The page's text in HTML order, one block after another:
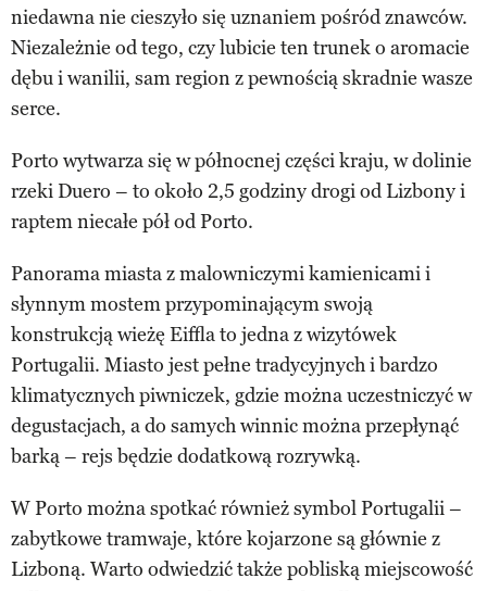
niedawna nie cieszyło się uznaniem pośród znawców.
Niezależnie od tego, czy lubicie ten trunek o aromacie
dębu i wanilii, sam region z pewnością skradnie wasze
serce.
Porto wytwarza się w północnej części kraju, w dolinie
rzeki Duero – to około 2,5 godziny drogi od Lizbony i
raptem niecałe pół od Porto.
Panorama miasta z malowniczymi kamienicami i
słynnym mostem przypominającym swoją
konstrukcją wieżę Eiffla to jedna z wizytówek
Portugalii. Miasto jest pełne tradycyjnych i bardzo
klimatycznych piwniczek, gdzie można uczestniczyć w
degustacjach, a do samych winnic można przepłynąć
barką – rejs będzie dodatkową rozrywką.
W Porto można spotkać również symbol Portugalii –
zabytkowe tramwaje, które kojarzone są głównie z
Lizboną. Warto odwiedzić także pobliską miejscowość